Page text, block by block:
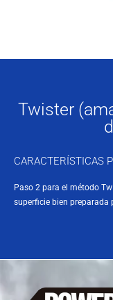
Twister
CARACTERÍSTICAS
Paso 2 para el método
superficie bien preparada